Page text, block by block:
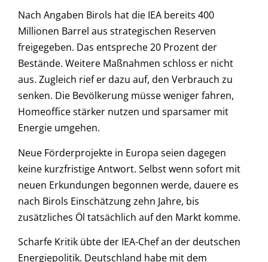
Nach Angaben Birols hat die IEA bereits 400
Millionen Barrel aus strategischen Reserven
freigegeben. Das entspreche 20 Prozent der
Bestände. Weitere Maßnahmen schloss er nicht
aus. Zugleich rief er dazu auf, den Verbrauch zu
senken. Die Bevölkerung müsse weniger fahren,
Homeoffice stärker nutzen und sparsamer mit
Energie umgehen.
Neue Förderprojekte in Europa seien dagegen
keine kurzfristige Antwort. Selbst wenn sofort mit
neuen Erkundungen begonnen werde, dauere es
nach Birols Einschätzung zehn Jahre, bis
zusätzliches Öl tatsächlich auf den Markt komme.
Scharfe Kritik übte der IEA-Chef an der deutschen
Energiepolitik. Deutschland habe mit dem